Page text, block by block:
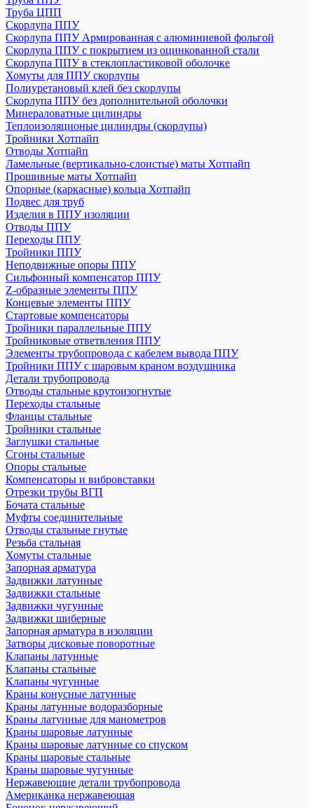
Труба ЦПП
Скорлупа ППУ
Скорлупа ППУ Армированная с алюминиевой фольгой
Скорлупа ППУ с покрытием из оцинкованной стали
Скорлупа ППУ в стеклопластиковой оболочке
Хомуты для ППУ скорлупы
Полиуретановый клей без скорлупы
Скорлупа ППУ без дополнительной оболочки
Минераловатные цилиндры
Теплоизоляционые цилиндры (скорлупы)
Тройники Хотпайп
Отводы Хотпайп
Ламельные (вертикально-слоистые) маты Хотпайп
Прошивные маты Хотпайп
Опорные (каркасные) кольца Хотпайп
Подвес для труб
Изделия в ППУ изоляции
Отводы ППУ
Переходы ППУ
Тройники ППУ
Неподвижные опоры ППУ
Cильфонный компенсатор ППУ
Z-образные элементы ППУ
Концевые элементы ППУ
Стартовые компенсаторы
Тройники параллельные ППУ
Тройниковые ответвления ППУ
Элементы трубопровода с кабелем вывода ППУ
Тройники ППУ с шаровым краном воздушника
Детали трубопровода
Отводы стальные крутоизогнутые
Переходы стальные
Фланцы стальные
Тройники стальные
Заглушки стальные
Сгоны стальные
Опоры стальные
Компенсаторы и вибровставки
Отрезки трубы ВГП
Бочата стальные
Муфты соединительные
Отводы стальные гнутые
Резьба стальная
Хомуты стальные
Запорная арматура
Задвижки латунные
Задвижки стальные
Задвижки чугунные
Задвижки шиберные
Запорная арматура в изоляции
Затворы дисковые поворотные
Клапаны латунные
Клапаны стальные
Клапаны чугунные
Краны конусные латунные
Краны латунные водоразборные
Краны латунные для манометров
Краны шаровые латунные
Краны шаровые латунные со спуском
Краны шаровые стальные
Краны шаровые чугунные
Нержавеющие детали трубопровода
Американка нержавеющая